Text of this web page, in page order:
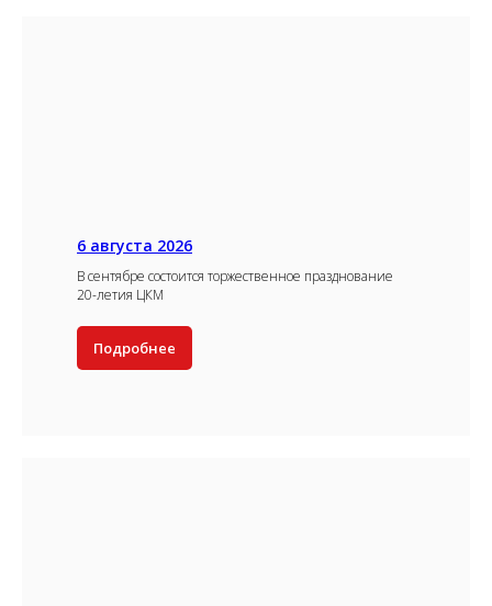
6 августа 2026
В сентябре состоится торжественное празднование
20-летия ЦКМ
Подробнее